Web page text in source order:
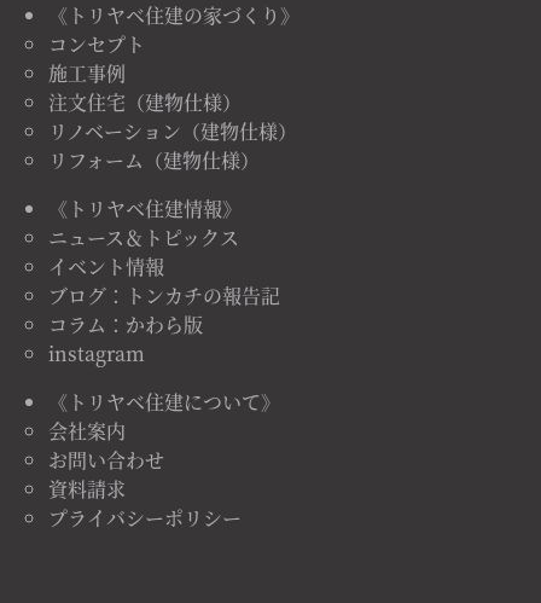
《トリヤベ住建の家づくり》
コンセプト
施工事例
注文住宅（建物仕様）
リノベーション（建物仕様）
リフォーム（建物仕様）
《トリヤベ住建情報》
ニュース＆トピックス
イベント情報
ブログ：トンカチの報告記
コラム：かわら版
instagram
《トリヤベ住建について》
会社案内
お問い合わせ
資料請求
プライバシーポリシー